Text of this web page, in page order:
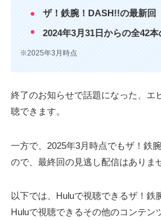
ザ！鉄腕！DASH!!の最新回
2024年3月31日からの全42本
※2025年3月時点
終了のお知らせで話題になった、エ
聴できます。
一方で、2025年3月時点でもザ！鉄
ので、最終回の見逃し配信はありま
以下では、Huluで視聴できるザ！鉄
Huluで視聴できるその他のコンテン